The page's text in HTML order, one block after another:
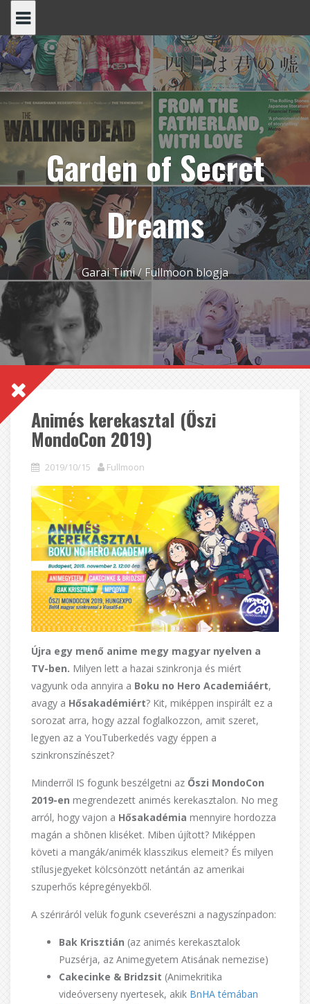
content
Garden of Secret
Dreams
Garai Timi / Fullmoon blogja
Animés kerekasztal (Őszi
MondoCon 2019)
2019/10/15 Fullmoon
Újra egy menő anime megy magyar nyelven a
TV-ben. Milyen lett a hazai szinkronja és miért
vagyunk oda annyira a Boku no Hero Academiáért,
avagy a Hősakadémiért? Kit, miképpen inspirált ez a
sorozat arra, hogy azzal foglalkozzon, amit szeret,
legyen az a YouTuberkedés vagy éppen a
szinkronszínészet?
Minderről IS fogunk beszélgetni az Őszi MondoCon
2019-en megrendezett animés kerekasztalon. No meg
arról, hogy vajon a Hősakadémia mennyire hordozza
magán a shōnen kliséket. Miben újított? Miképpen
követi a mangák/animék klasszikus elemeit? És milyen
stílusjegyeket kölcsönzött netántán az amerikai
szuperhős képregényekből.
A szériráról velük fogunk cseverészni a nagyszínpadon:
Bak Krisztián (az animés kerekasztalok
Puzsérja, az Animegyetem Atisának nemezise)
Cakecinke & Bridzsit (Animekritika
videóverseny nyertesek, akik BnHA témában